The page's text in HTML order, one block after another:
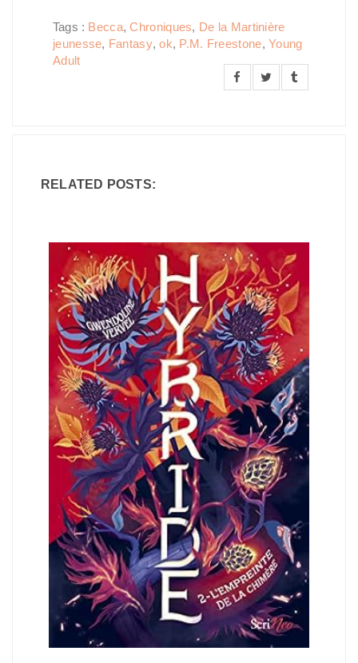
Tags : Becca,Chroniques, De la Martinière
jeunesse, Fantasy,ok, P.M. Freestone,Young
Adult
RELATED POSTS: